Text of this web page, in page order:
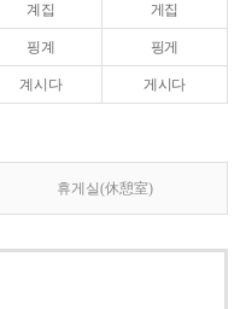
계집 게집
핑계 핑게
계시다 게시다
휴게실(休憩室)